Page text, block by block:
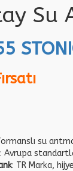
Su
su
: Avrupa
: TR Marka,